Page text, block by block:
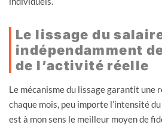
Le lissage du
indépendamment
de l’activité réelle
Le mécanisme du lissage garantit une
chaque mois, peu importe l’intensité
est à mon sens le meilleur moyen de